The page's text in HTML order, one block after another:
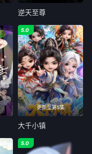
逆天至尊
更新至第5集
5.0
大千小镇
5.0